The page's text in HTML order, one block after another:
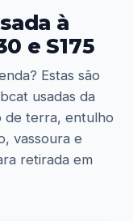
à
e S175
Estas são
usadas da
de terra, entulho
vassoura e
retirada em